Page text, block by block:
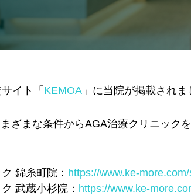
イト「 KEMOA 」に当院が掲載されま
ざまな条件からAGA治療クリニック
錦糸町院： https://www.ke-
武蔵小杉院： https://www.ke-